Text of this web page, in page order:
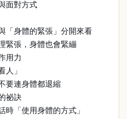
面對方式
「身體的緊張」分開來看
緊張，身體也會緊繃
用力
人」
要連身體都退縮
祕訣
時「使用身體的方式」